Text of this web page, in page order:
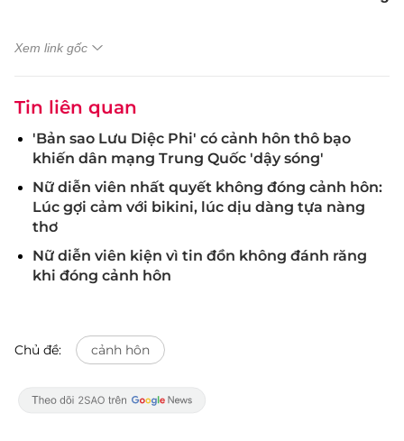
Xem link gốc
Tin liên quan
'Bản sao Lưu Diệc Phi' có cảnh hôn thô bạo
khiến dân mạng Trung Quốc 'dậy sóng'
Nữ diễn viên nhất quyết không đóng cảnh hôn:
Lúc gợi cảm với bikini, lúc dịu dàng tựa nàng
thơ
Nữ diễn viên kiện vì tin đồn không đánh răng
khi đóng cảnh hôn
Chủ đề: cảnh hôn